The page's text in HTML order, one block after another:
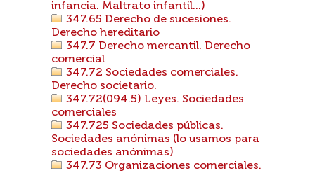
infancia. Maltrato infantil...)
347.65 Derecho de sucesiones.
Derecho hereditario
347.7 Derecho mercantil. Derecho
comercial
347.72 Sociedades comerciales.
Derecho societario.
347.72(094.5) Leyes. Sociedades
comerciales
347.725 Sociedades públicas.
Sociedades anónimas (lo usamos para
sociedades anónimas)
347.73 Organizaciones comerciales.